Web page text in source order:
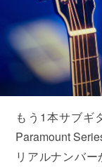
もう1本サブギ
Paramount
リアルナンバ